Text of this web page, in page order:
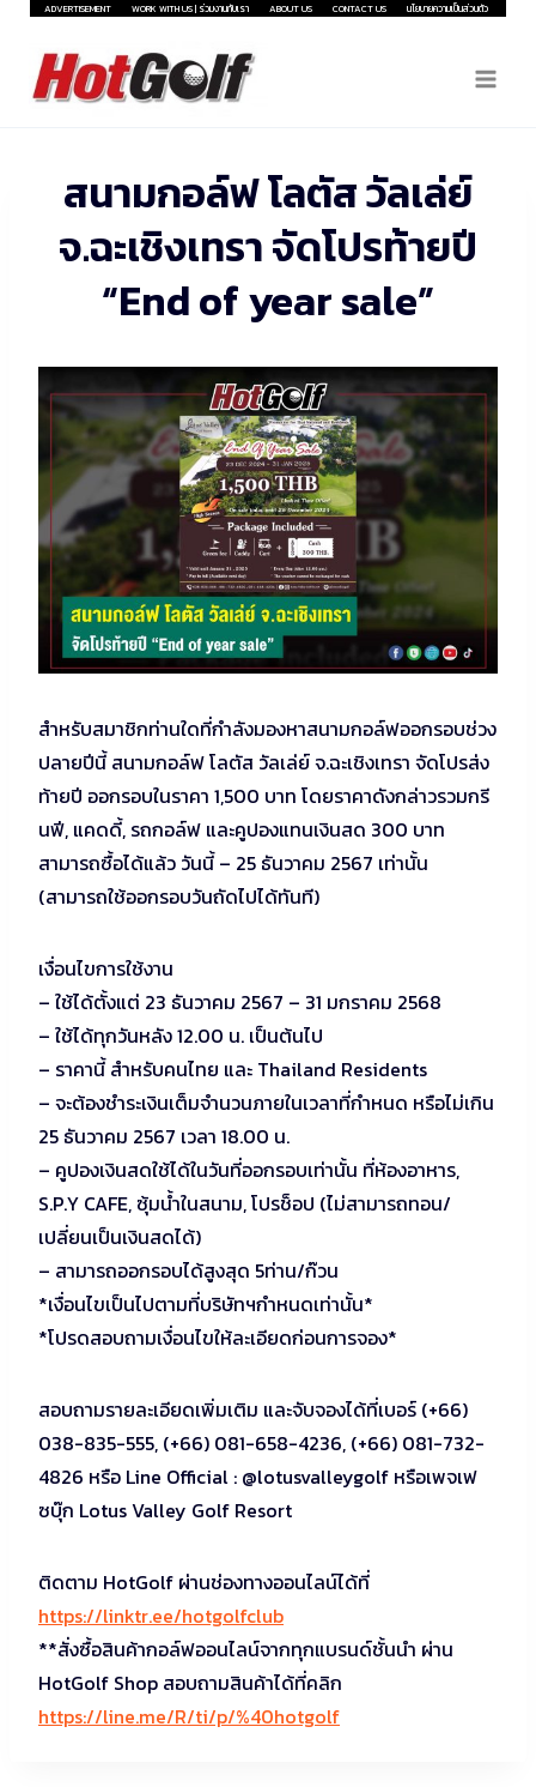
Skip
content
ADVERTISEMENT WORK WITH US | ร่วมงานกับเรา ABOUT US CONTACT US นโยบายความเป็นส่วนตัว
สนามกอล์ฟ โลตัส วัลเล่ย์
จ.ฉะเชิงเทรา จัดโปรท้ายปี
“End of year sale”
สำหรับสมาชิกท่านใดที่กำลังมองหาสนามกอล์ฟออกรอบช่วง
ปลายปีนี้ สนามกอล์ฟ โลตัส วัลเล่ย์ จ.ฉะเชิงเทรา จัดโปรส่ง
ท้ายปี ออกรอบในราคา 1,500 บาท โดยราคาดังกล่าวรวมกรี
นฟี, แคดดี้, รถกอล์ฟ และคูปองแทนเงินสด 300 บาท
สามารถซื้อได้แล้ว วันนี้ – 25 ธันวาคม 2567 เท่านั้น
(สามารถใช้ออกรอบวันถัดไปได้ทันที)
เงื่อนไขการใช้งาน
– ใช้ได้ตั้งแต่ 23 ธันวาคม 2567 – 31 มกราคม 2568
– ใช้ได้ทุกวันหลัง 12.00 น. เป็นต้นไป
– ราคานี้ สำหรับคนไทย และ Thailand Residents
– จะต้องชำระเงินเต็มจำนวนภายในเวลาที่กำหนด หรือไม่เกิน
25 ธันวาคม 2567 เวลา 18.00 น.
– คูปองเงินสดใช้ได้ในวันที่ออกรอบเท่านั้น ที่ห้องอาหาร,
S.P.Y CAFE, ซุ้มน้ำในสนาม, โปรช็อป (ไม่สามารถทอน/
เปลี่ยนเป็นเงินสดได้)
– สามารถออกรอบได้สูงสุด 5ท่าน/ก๊วน
*เงื่อนไขเป็นไปตามที่บริษัทฯกำหนดเท่านั้น*
*โปรดสอบถามเงื่อนไขให้ละเอียดก่อนการจอง*
สอบถามรายละเอียดเพิ่มเติม และจับจองได้ที่เบอร์ (+66)
038-835-555, (+66) 081-658-4236, (+66) 081-732-
4826 หรือ Line Official : @lotusvalleygolf หรือเพจเฟ
ซบุ๊ก Lotus Valley Golf Resort
ติดตาม HotGolf ผ่านช่องทางออนไลน์ได้ที่
https://linktr.ee/hotgolfclub
**สั่งซื้อสินค้ากอล์ฟออนไลน์จากทุกแบรนด์ชั้นนำ ผ่าน
HotGolf Shop สอบถามสินค้าได้ที่คลิก
https://line.me/R/ti/p/%40hotgolf